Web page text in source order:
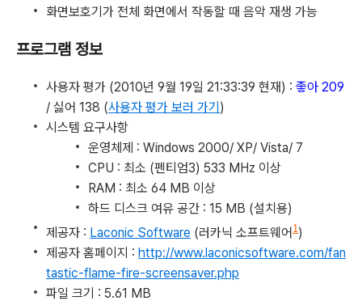
화면보호기가 전체 화면에서 작동할 때 음악 재생 가능
프로그램 정보
사용자 평가 (2010년 9월 19일 21:33:39 현재) : 좋아 209
/ 싫어 138 (사용자 평가 보러 가기)
시스템 요구사항
운영체제 : Windows 2000/ XP/ Vista/ 7
CPU : 최소 (펜티엄3) 533 MHz 이상
RAM : 최소 64 MB 이상
하드 디스크 여유 공간 : 15 MB (설치용)
제공자 : Laconic Software (러카닉 소프트웨어 1 )
제공자 홈페이지 : http://www.laconicsoftware.com/fan
tastic-flame-fire-screensaver.php
파일 크기 : 5.61 MB